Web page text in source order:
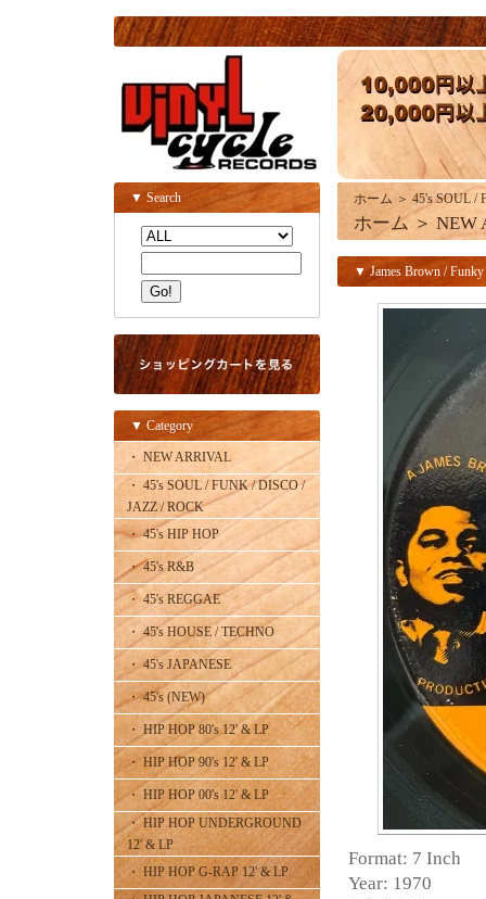
▼ Search
▼ Category
・ NEW ARRIVAL
・ 45's SOUL / FUNK / DISCO /
JAZZ / ROCK
・ 45's HIP HOP
・ 45's R&B
・ 45's REGGAE
・ 45's HOUSE / TECHNO
・ 45's JAPANESE
・ 45's (NEW)
・ HIP HOP 80's 12' & LP
・ HIP HOP 90's 12' & LP
・ HIP HOP 00's 12' & LP
・ HIP HOP UNDERGROUND
12' & LP
・ HIP HOP G-RAP 12' & LP
ホーム ＞ 45's SOUL /
ホーム ＞ NEW
▼ James Brown /
Format: 7 Inch
Year: 1970